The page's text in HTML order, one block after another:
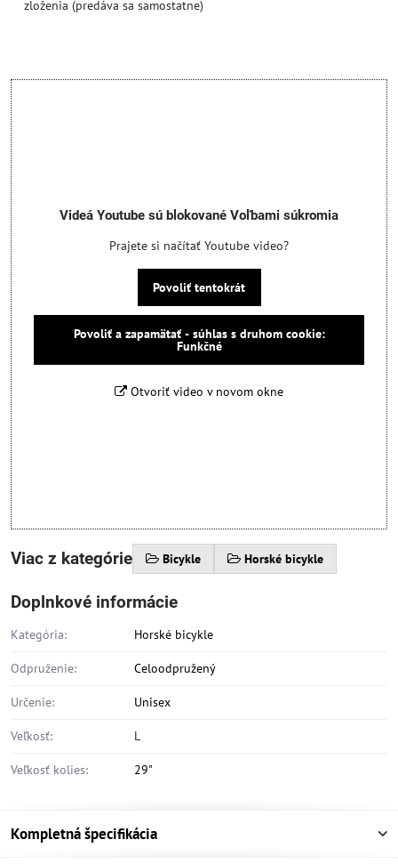
zloženia (predáva sa samostatne)
Videá Youtube sú blokované Voľbami súkromia
Prajete si načítať Youtube video?
Povoliť tentokrát
Povoliť a zapamätať - súhlas s druhom cookie:
Funkčné
Otvoriť video v novom okne
Viac z kategórie Bicykle Horské bicykle
Doplnkové informácie
Kategória: Horské bicykle
Odpruženie: Celoodpružený
Určenie: Unisex
Veľkosť: L
Veľkosť kolies: 29"
Kompletná špecifikácia